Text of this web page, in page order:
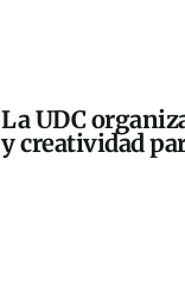
La UDC
y creatividad